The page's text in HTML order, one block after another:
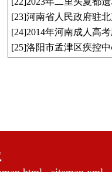
[23]河南省人民政府驻
[24]2014年河南成人高
[25]洛阳市孟津区疾控